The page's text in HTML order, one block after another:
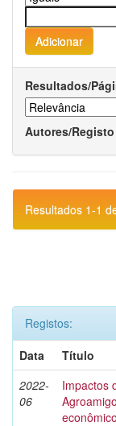
Resultados/
Autores/Registo
Resultados 1-1
Registos:
Data
Título
2022-
06
Impactos